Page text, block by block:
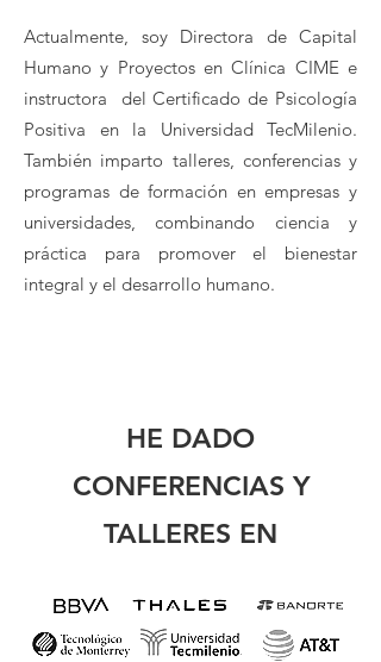
Actualmente, soy Directora de Capital
Humano y Proyectos en Clínica CIME e
instructora del Certificado de Psicología
Positiva en la Universidad TecMilenio.
También imparto talleres, conferencias y
programas de formación en empresas y
universidades, combinando ciencia y
práctica para promover el bienestar
integral y el desarrollo humano.
HE DADO
CONFERENCIAS Y
TALLERES EN